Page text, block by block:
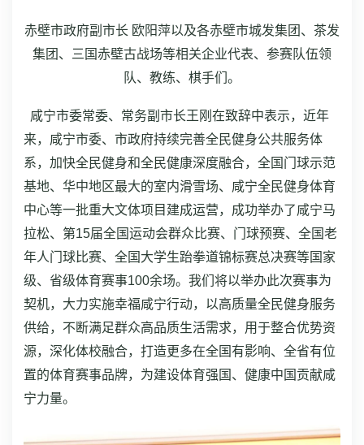
赤壁市政府副市长 欧阳萍以及各赤壁市城发集团、茶发
集团、三国赤壁古战场等相关企业代表、参赛队伍领
队、教练、棋手们。
咸宁市委常委、常务副市长王刚在致辞中表示，近年
来，咸宁市委、市政府持续完善全民健身公共服务体
系，加快全民健身和全民健康深度融合，全国门球示范
基地、华中地区最大的室内滑雪场、咸宁全民健身体育
中心等一批重大文体项目建成运营，成功举办了咸宁马
拉松、第15届全国运动会群众比赛、门球预赛、全国老
年人门球比赛、全国大学生跆拳道锦标赛总决赛等国家
级、省级体育赛事100余场。我们将以举办此次赛事为
契机，大力实施幸福咸宁行动，以高质量全民健身服务
供给，不断满足群众高品质生活需求，用于整合优势资
源，深化体校融合，打造更多在全国有影响、全省有位
置的体育赛事品牌，为建设体育强国、健康中国贡献咸
宁力量。